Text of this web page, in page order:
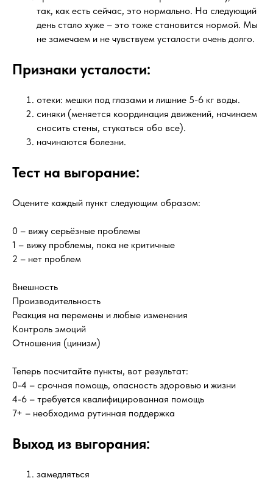
так, как есть сейчас, это нормально. На следующий
день стало хуже – это тоже становится нормой. Мы
не замечаем и не чувствуем усталости очень долго.
Признаки усталости:
отеки: мешки под глазами и лишние 5-6 кг воды.
синяки (меняется координация движений, начинаем
сносить стены, стукаться обо все).
начинаются болезни.
Тест на выгорание:
Оцените каждый пункт следующим образом:
0 – вижу серьёзные проблемы
1 – вижу проблемы, пока не критичные
2 – нет проблем
Внешность
Производительность
Реакция на перемены и любые изменения
Контроль эмоций
Отношения (цинизм)
Теперь посчитайте пункты, вот результат:
0-4 – срочная помощь, опасность здоровью и жизни
4-6 – требуется квалифицированная помощь
7+ – необходима рутинная поддержка
Выход из выгорания:
замедляться